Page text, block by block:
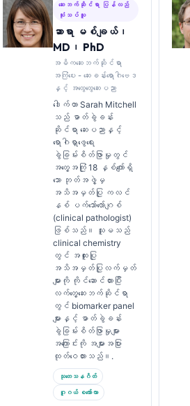
ဆေးဘက်ဆိုင်ရာ ပြန်လည်
သုံးသပ်သူ
ဆာရာ မစ်ချယ်၊
MD၊ PhD
အဓိကဆေးဘက်ဆိုင်ရာ
အကြံပေး - ဆေးခန်းရောဂါဗေဒ
နှင့် အထွေထွေဆေးပညာ
ဒေါက်တာ Sarah Mitchell
သည် ဓာတ်ခွဲခန်း
ဆိုင်ရာ ဆေးပညာနှင့်
ရောဂါရှာဖွေရေး
ခွဲခြမ်းစိတ်ဖြာမှုတွင်
အတွေ့အကြုံ 18 နှစ်ကျော်ရှိ
သော ဘုတ်အဖွဲ့မှ
အသိအမှတ်ပြု ကလင်
နစ် ပက်သော်လော်ဂျစ်
(clinical pathologist)
ဖြစ်သည်။ သူမသည်
clinical chemistry
တွင် အထူးပြု
အသိအမှတ်ပြုလက်မှတ်
များကို ကိုင်ဆောင်ထားပြီး
လက်တွေ့ဆေးဘက်ဆိုင်ရာ
တွင် biomarker panel
များနှင့် ဓာတ်ခွဲခန်း
ခွဲခြမ်းစိတ်ဖြာမှုများ
အကြောင်းကို အများအပြား
ထုတ်ဝေထားသည်။.
သုတေသနဂိတ်
ဂူဂယ် စကော်လာ